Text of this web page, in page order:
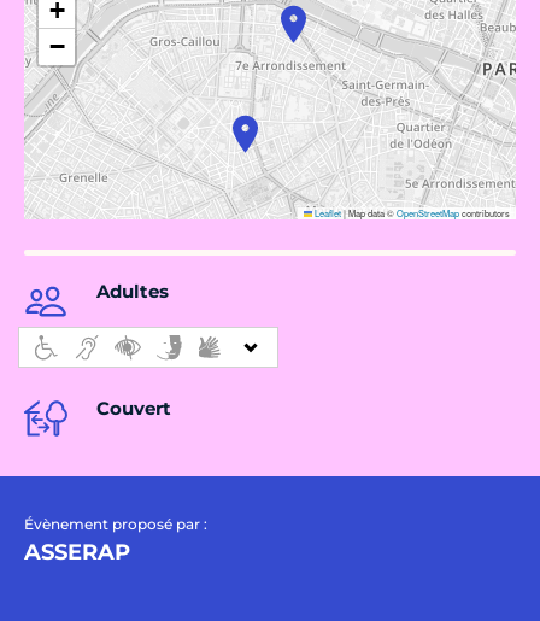
+
−
Leaflet|Map data ©OpenStreetMapcontributors
Adultes
Couvert
Évènement proposé par :
ASSERAP